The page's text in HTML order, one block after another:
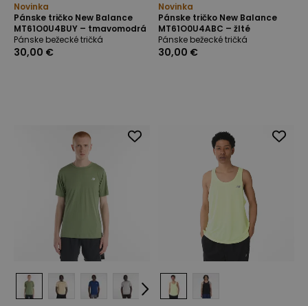
Novinka
Pánske tričko New Balance
MT61O0U4BUY – tmavomodrá
Pánske bežecké tričká
30,00 €
Novinka
Pánske tričko New Balance
MT61O0U4ABC – žlté
Pánske bežecké tričká
30,00 €